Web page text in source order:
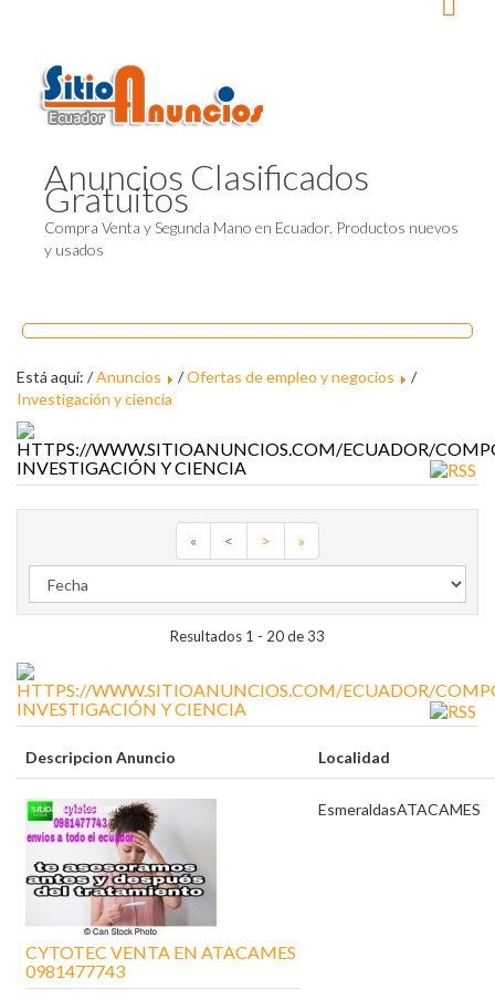
Anuncios Clasificados
Gratuitos
Compra Venta y Segunda Mano en Ecuador. Productos nuevos
y usados
Está aquí: /Anuncios /Ofertas de empleo y negocios
/
Investigación y ciencia
INVESTIGACIÓN Y CIENCIA
« < > »
Resultados 1 - 20 de 33
INVESTIGACIÓN Y CIENCIA
Descripcion Anuncio Localidad
CYTOTEC VENTA EN ATACAMES
0981477743
EsmeraldasATACAMES